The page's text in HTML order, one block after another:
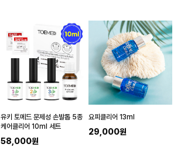
유키 토메드 문제성 손발톱 5종
케어클리어 10ml 세트
58,000원
요피클리어 13ml
29,000원